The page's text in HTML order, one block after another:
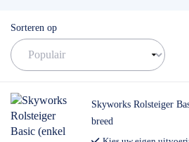
Sorteren op
Skyworks Rolsteiger
breed